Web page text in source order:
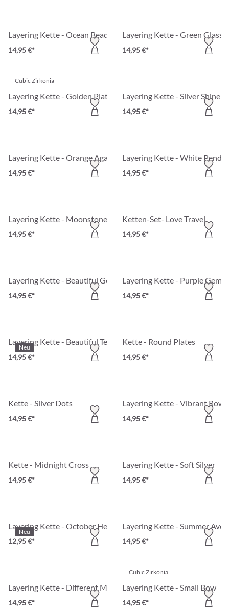
Layering Kette - Ocean Beads
14,95 €*
Layering Kette - Green Glass
14,95 €*
Cubic Zirkonia
Layering Kette - Golden Plates
14,95 €*
Layering Kette - Silver Shine
14,95 €*
Layering Kette - Orange Agate
14,95 €*
Layering Kette - White
14,95 €*
Layering Kette - Moonstone Gleam
14,95 €*
Ketten-Set- Love Travel
14,95 €*
Layering Kette - Beautiful Gold
14,95 €*
Layering Kette - Purple
14,95 €*
Neu
Layering Kette - Beautiful Teal
14,95 €*
Kette - Round Plates
14,95 €*
Kette - Silver Dots
14,95 €*
Layering Kette - Vibrant Rows
14,95 €*
Kette - Midnight Cross
14,95 €*
Layering Kette - Soft Silver
14,95 €*
Neu
Layering Kette - October Heart
12,95 €*
Layering Kette - Summer
14,95 €*
Layering Kette - Different Metal
14,95 €*
Cubic Zirkonia
Layering Kette - Small Bow
14,95 €*